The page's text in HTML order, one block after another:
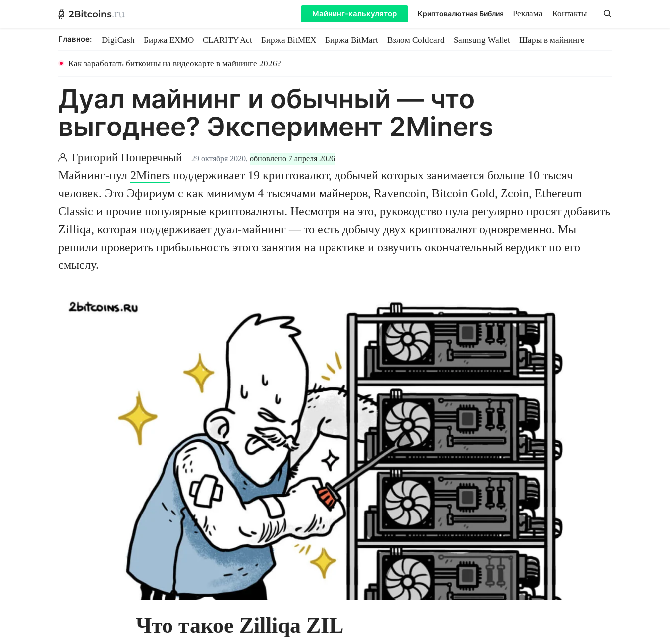
Майнинг-калькулятор Криптовалютная Библия Реклама Контакты Поиск
Поиск
Главное: DigiCash Биржа EXMO CLARITY Act Биржа BitMEX Биржа BitMart Взлом Coldcard Samsung Wallet
Шары в майнинге
Как заработать биткоины на видеокарте в майнинге 2026?
Дуал майнинг и обычный — что
выгоднее? Эксперимент 2Miners
Григорий Поперечный 29 октября 2020, обновлено 7 апреля 2026
Майнинг-пул 2Miners поддерживает 19 криптовалют, добычей которых занимается больше 10 тысяч
человек. Это Эфириум с как минимум 4 тысячами майнеров, Ravencoin, Bitcoin Gold, Zcoin, Ethereum
Classic и прочие популярные криптовалюты. Несмотря на это, руководство пула регулярно просят добавить
Zilliqa, которая поддерживает дуал-майнинг — то есть добычу двух криптовалют одновременно. Мы
решили проверить прибыльность этого занятия на практике и озвучить окончательный вердикт по его
смыслу.
Что такое Zilliqa ZIL